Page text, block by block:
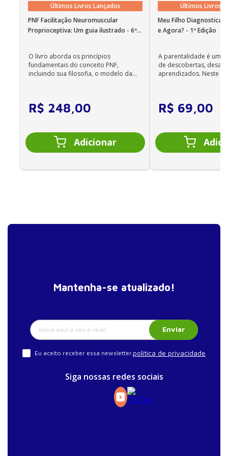
• Em sistemas Linux e Windows Phone, seus e-books
podem ser acessados on-line; •
Não é permitida a impressão dos e-books;
Os e-books adquiridos no site da Editora Manole
não são compatíveis com os aplicativos e
dispositivos Kindle, Nook, Kobo e Lev;
Últimos Livros Lançados
PNF Facilitação Neuromuscular
Proprioceptiva: Um guia ilustrado - 6ª
O livro aborda os princípios
fundamentais do conceito PNF,
incluindo sua filosofia, o modelo da
R$ 248,00
Últimos Livros
Meu Filho
e Agora? - 1ª Edição
A parentalidade é uma
de descobertas,
aprendizados. Neste
R$ 69,00
Mantenha-se atualizado!
Enviar
Eu aceito receber essa newsletter. política de privacidade
Siga nossas redes sociais